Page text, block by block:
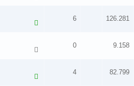
6 126.281
0 9.158
4 82.799